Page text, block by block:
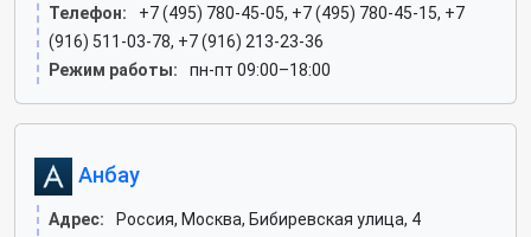
Телефон:
+7 (495) 780-45-05, +7 (495) 780-45-15, +7
(916) 511-03-78, +7 (916) 213-23-36
Режим работы:
пн-пт 09:00–18:00
Анбау
Адрес:
Россия, Москва, Бибиревская улица, 4